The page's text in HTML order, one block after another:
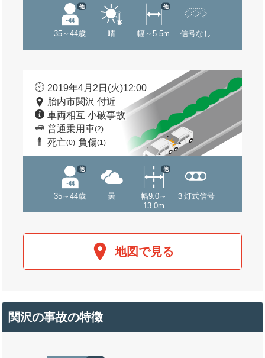
35～44歳
他
晴 幅～5.5m
他
信号なし
2019年4月2日(火)12:00
胎内市関沢 付近
車両相互 小破事故
普通乗用車(2)
死亡(0) 負傷(1)
35～44歳
他
曇
幅9.0～
13.0m
他
３灯式信号
地図で見る
関沢の事故の特徴